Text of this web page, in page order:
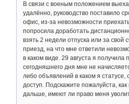
В связи с военым положением
удалённо, руководство поставило
офис, из-за невозможности
попросила доработать
взять 2 недели отпуска или за свой
приезд, на что мне ответили
в каком виде. 29 августа я получила
сегодняшнего дня мне не
либо объявлений в каком я
доступ. Подскажите пожалуйста,
дальше, имеют ли право меня